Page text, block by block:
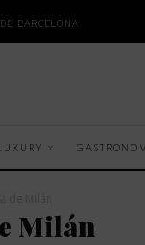
BARCELONA
Milán